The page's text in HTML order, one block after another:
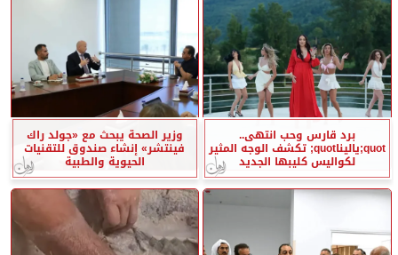
برد قارس وحب انتهى..
quot;ياليناquot; تكشف الوجه المثير
لكواليس كليبها الجديد
وزير الصحة يبحث مع «جولد راك
فينتشر» إنشاء صندوق للتقنيات
الحيوية والطبية